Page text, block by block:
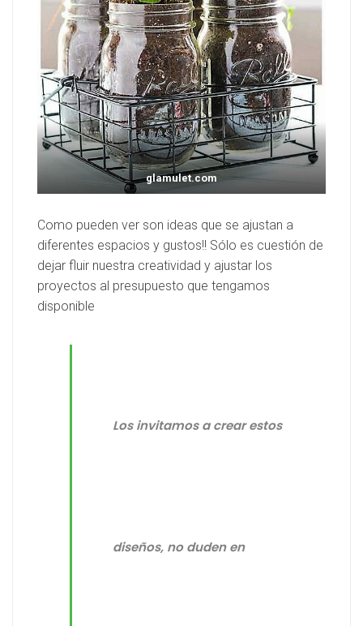
glamulet.com
Como pueden ver son ideas que se ajustan a
diferentes espacios y gustos!! Sólo es cuestión de
dejar fluir nuestra creatividad y ajustar los
proyectos al presupuesto que tengamos
disponible
Los invitamos a crear estos
diseños, no duden en